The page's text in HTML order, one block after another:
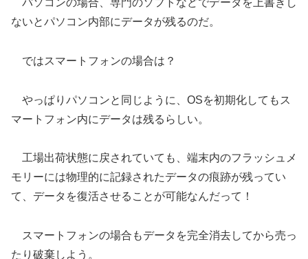
パソコンの場合、専門のソフトなどでデータを上書きし
ないとパソコン内部にデータが残るのだ。
ではスマートフォンの場合は？
やっぱりパソコンと同じように、OSを初期化してもス
マートフォン内にデータは残るらしい。
工場出荷状態に戻されていても、端末内のフラッシュメ
モリーには物理的に記録されたデータの痕跡が残ってい
て、データを復活させることが可能なんだって！
スマートフォンの場合もデータを完全消去してから売っ
たり破棄しよう。